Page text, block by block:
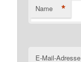
Name *
E-Mail-Adresse